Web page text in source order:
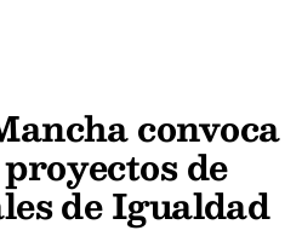
convoca
de
de Igualdad